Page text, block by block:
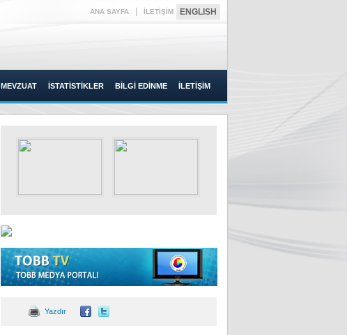
ANA SAYFA İLETİŞİM ENGLISH
MEVZUAT İSTATİSTİKLER BİLGİ EDİNME İLETİŞİM
Yazdır